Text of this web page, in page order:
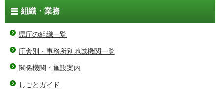
組織・業務
県庁の組織一覧
庁舎別・事務所別地域機関一覧
関係機関・施設案内
しごとガイド